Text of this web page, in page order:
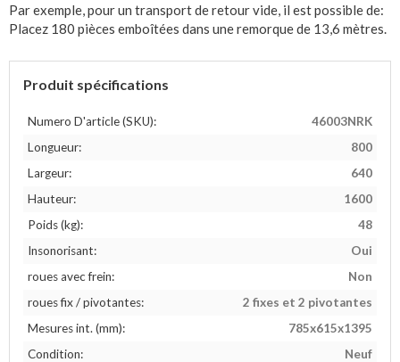
Par exemple, pour un transport de retour vide, il est possible de:
Placez 180 pièces emboîtées dans une remorque de 13,6 mètres.
Produit spécifications
Numero D'article (SKU):
46003NRK
Longueur:
800
Largeur:
640
Hauteur:
1600
Poids (kg):
48
Insonorisant:
Oui
roues avec frein:
Non
roues fix / pivotantes:
2 fixes et 2 pivotantes
Mesures int. (mm):
785x615x1395
Condition:
Neuf